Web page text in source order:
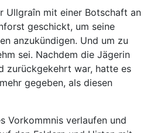
Ullgraîn mit einer Botschaft an
geschickt, um seine
anzukündigen. Und um zu
sei. Nachdem die Jägerin
zurückgekehrt war, hatte es
gegeben, als diesen
Vorkommnis verlaufen und